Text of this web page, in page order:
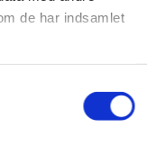
de har indsamlet